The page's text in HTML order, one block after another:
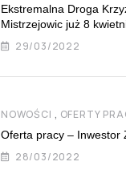
Ekstremalna Droga
Mistrzejowic już 8
29/03/2022
NOWOŚCI , OFERTY
Oferta pracy – Inwestor
28/03/2022